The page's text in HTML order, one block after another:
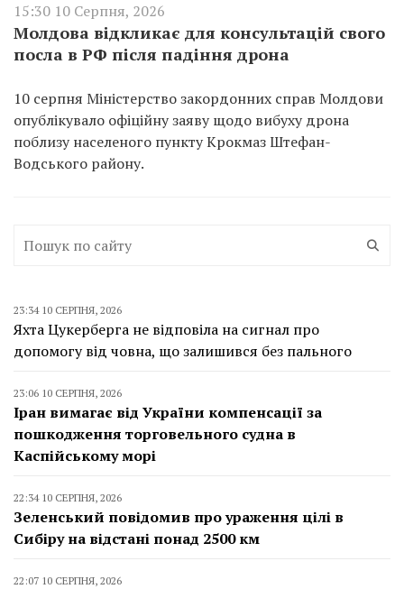
15:30 10 Серпня, 2026
Молдова відкликає для консультацій свого
посла в РФ після падіння дрона
10 серпня Міністерство закордонних справ Молдови
опублікувало офіційну заяву щодо вибуху дрона
поблизу населеного пункту Крокмаз Штефан-
Водського району.
23:34 10 СЕРПНЯ, 2026
Яхта Цукерберга не відповіла на сигнал про
допомогу від човна, що залишився без пального
23:06 10 СЕРПНЯ, 2026
Іран вимагає від України компенсації за
пошкодження торговельного судна в
Каспійському морі
22:34 10 СЕРПНЯ, 2026
Зеленський повідомив про ураження цілі в
Сибіру на відстані понад 2500 км
22:07 10 СЕРПНЯ, 2026